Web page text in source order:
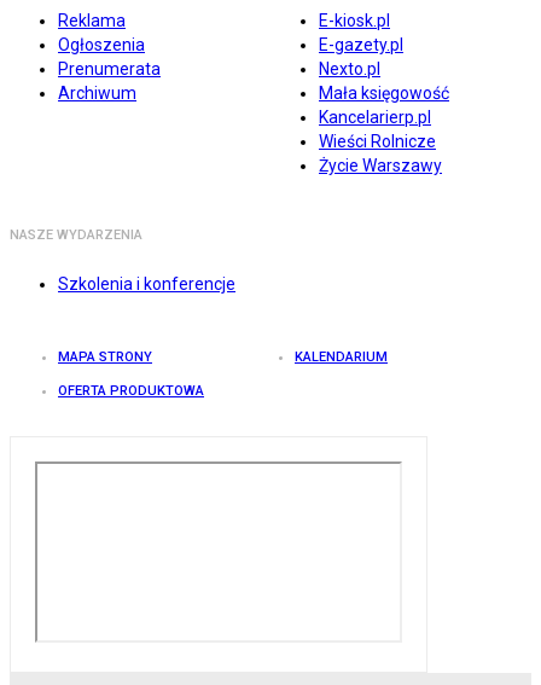
Reklama
Ogłoszenia
Prenumerata
Archiwum
E-kiosk.pl
E-gazety.pl
Nexto.pl
Mała księgowość
Kancelarierp.pl
Wieści Rolnicze
Życie Warszawy
NASZE WYDARZENIA
Szkolenia i konferencje
MAPA STRONY KALENDARIUM
OFERTA PRODUKTOWA